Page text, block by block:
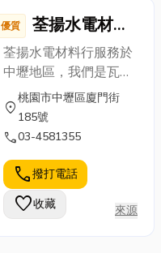
專業設備與經驗豐富的
團隊，能迅速解決各類
排水與環境清潔問題，
化方案。無論是家庭、
餐飲業、工廠或機關單
位，我們都以誠信服務
為原則，確保環境整潔
與系統暢通。 ◼︎ 歡迎
來電洽詢 ◼︎
☎︎ 0936-455993
優質
荃揚水電材料
行
荃揚水電材料行服務於
中壢地區，我們是瓦斯
熱水器合格承裝業，多
年來以專業的技術及優
良的商品品質，提供給
廚房設備用品、瓦斯
爐、熱水器、電能熱水
器、LED燈具、水塔安
location_on
桃園市中壢區廈門街
185號
call03-4581355
call撥打電話
favorite收藏 來源